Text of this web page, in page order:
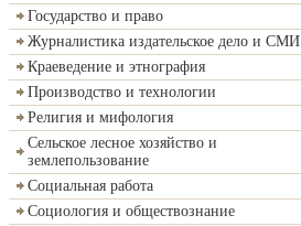
Государство и право
Журналистика издательское дело и СМИ
Краеведение и этнография
Производство и технологии
Религия и мифология
Сельское лесное хозяйство и
землепользование
Социальная работа
Социология и обществознание